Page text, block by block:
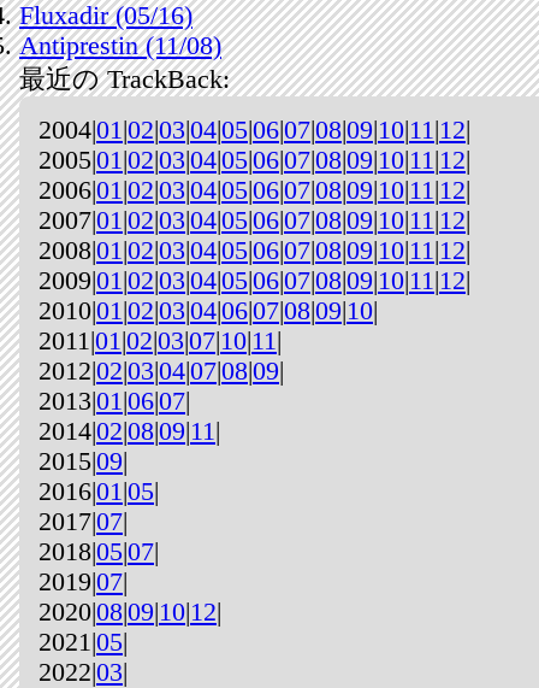
Fluxadir (05/16)
Antiprestin (11/08)
最近の TrackBack:
2004|01|02|03|04|05|06|07|08|09|10|11|12|
2005|01|02|03|04|05|06|07|08|09|10|11|12|
2006|01|02|03|04|05|06|07|08|09|10|11|12|
2007|01|02|03|04|05|06|07|08|09|10|11|12|
2008|01|02|03|04|05|06|07|08|09|10|11|12|
2009|01|02|03|04|05|06|07|08|09|10|11|12|
2010|01|02|03|04|06|07|08|09|10|
2011|01|02|03|07|10|11|
2012|02|03|04|07|08|09|
2013|01|06|07|
2014|02|08|09|11|
2015|09|
2016|01|05|
2017|07|
2018|05|07|
2019|07|
2020|08|09|10|12|
2021|05|
2022|03|